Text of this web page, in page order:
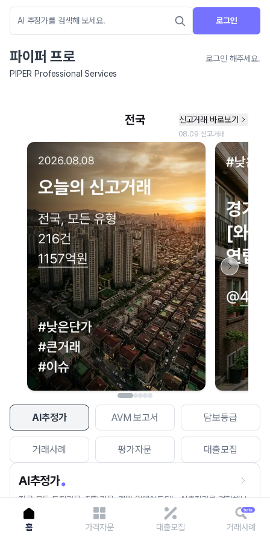
로그인
파이퍼 프로
로그인 해주세요.
PIPER Professional Services
AI추정가 AVM 보고서 담보등급
거래사례 평가자문 대출모집
AI추정가
전국 모든 토지건물, 집합건물, 매월 업데이트되는 AI추정가를 경험해보
세요.
네이버 지도 연결 안내
현재 네이버 지도 연결이 원활하지 않아 지도를 불러올 수 없습니다.
이용에 불편을 드려 죄송합니다.
다시 시도
홈 가격자문 대출모집 거래사례